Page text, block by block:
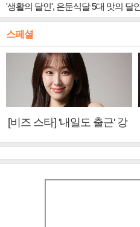
스페셜
[비즈 스타] '내일도 출근' 강